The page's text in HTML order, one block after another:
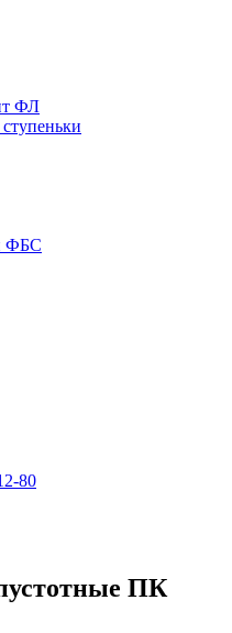
ФЛ
ФБС
80
ПК